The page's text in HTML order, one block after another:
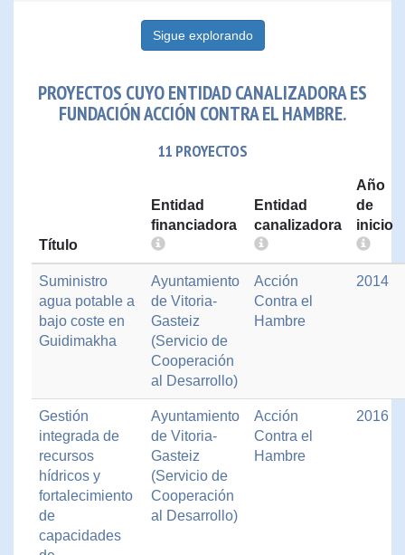
Sigue explorando
PROYECTOS CUYO ENTIDAD CANALIZADORA ES
FUNDACIÓN ACCIÓN CONTRA EL HAMBRE.
11 PROYECTOS
Título
Entidad
financiadora
Entidad
canalizadora
Año
de
inicio
Suministro
agua potable a
bajo coste en
Guidimakha
Ayuntamiento
de Vitoria-
Gasteiz
(Servicio de
Cooperación
al Desarrollo)
Acción
Contra el
Hambre
2014
Gestión
integrada de
recursos
hídricos y
fortalecimiento
de
capacidades
Ayuntamiento
de Vitoria-
Gasteiz
(Servicio de
Cooperación
al Desarrollo)
Acción
Contra el
Hambre
2016